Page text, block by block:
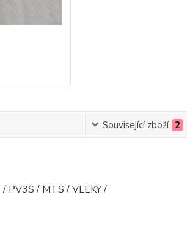
Související zboží 2
/ MTS / VLEKY /